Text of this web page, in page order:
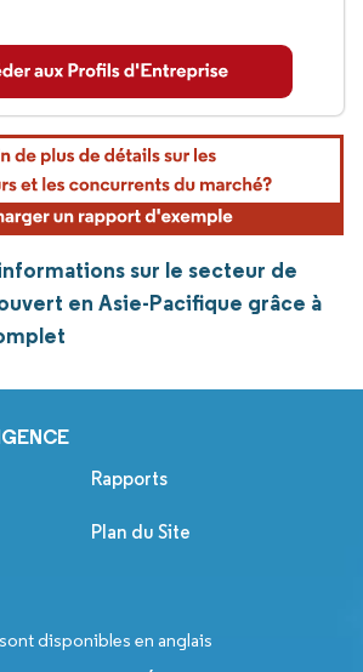
sur le secteur de
en Asie-Pacifique grâce à
Rapports
Plan du Site
disponibles en anglais